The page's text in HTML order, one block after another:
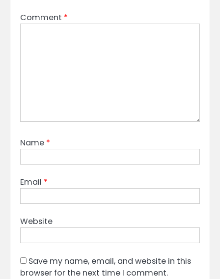
Comment *
Name *
Email *
Website
Save my name, email, and website in this
browser for the next time I comment.